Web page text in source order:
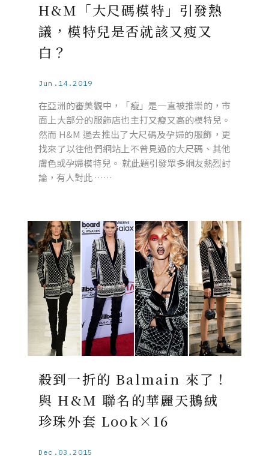
H&M「大尺碼模特」引發熱
議，模特兒是否就該又瘦又
白？
Jun.14.2019
在亞洲的審美觀中，「瘦」是一直被推崇的，市
面上大部分的服飾店也主打又瘦又高的模特兒。
然而 H&M 過去推出了大尺碼及孕婦的服飾，更
找來了以往他們網站上不曾見過的大尺碼、其他
膚色或孕婦模特兒。 就此題引發眾多網友熱烈討
論，有人對此 ……
殺到一折的 Balmain 來了！
與 H&M 聯名的華麗天鵝絨
珍珠外套 Look×16
Dec.03.2015